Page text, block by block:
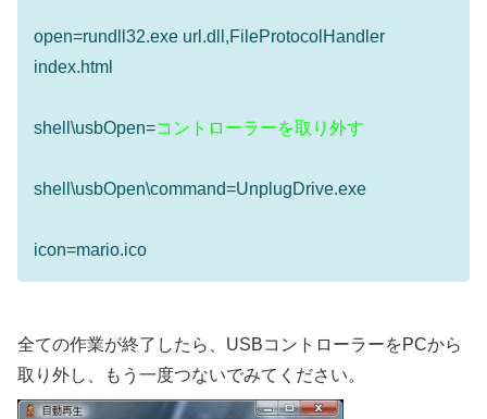
open=rundll32.exe url.dll,FileProtocolHandler
index.html
shell\usbOpen=コントローラーを取り外す
shell\usbOpen\command=UnplugDrive.exe
icon=mario.ico
全ての作業が終了したら、USBコントローラーをPCから
取り外し、もう一度つないでみてください。